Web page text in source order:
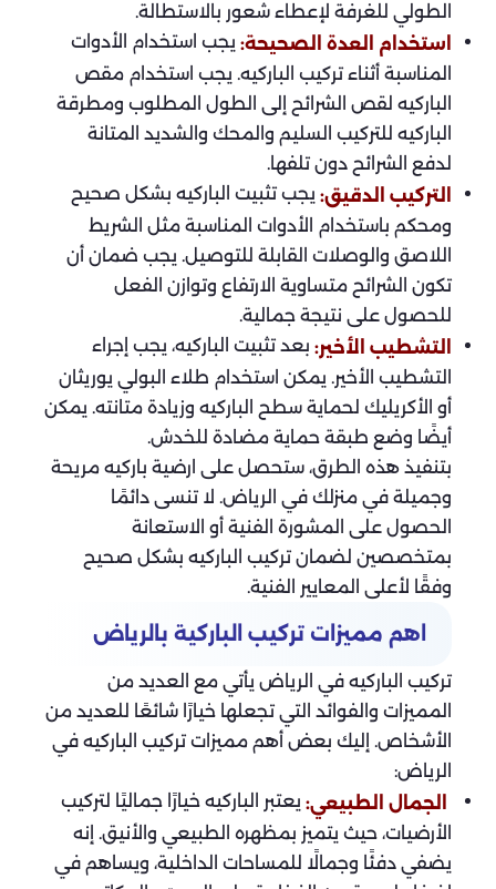
الطولي للغرفة لإعطاء شعور بالاستطالة.
استخدام العدة الصحيحة: يجب استخدام الأدوات
المناسبة أثناء تركيب الباركيه. يجب استخدام مقص
الباركيه لقص الشرائح إلى الطول المطلوب ومطرقة
الباركيه للتركيب السليم والمحك والشديد المتانة
لدفع الشرائح دون تلفها.
التركيب الدقيق: يجب تثبيت الباركيه بشكل صحيح
ومحكم باستخدام الأدوات المناسبة مثل الشريط
اللاصق والوصلات القابلة للتوصيل. يجب ضمان أن
تكون الشرائح متساوية الارتفاع وتوازن الفعل
للحصول على نتيجة جمالية.
التشطيب الأخير: بعد تثبيت الباركيه، يجب إجراء
التشطيب الأخير. يمكن استخدام طلاء البولي يوريثان
أو الأكريليك لحماية سطح الباركيه وزيادة متانته. يمكن
أيضًا وضع طبقة حماية مضادة للخدش.
بتنفيذ هذه الطرق، ستحصل على ارضية باركيه مريحة
وجميلة في منزلك في الرياض. لا تنسى دائمًا
الحصول على المشورة الفنية أو الاستعانة
بمتخصصين لضمان تركيب الباركيه بشكل صحيح
وفقًا لأعلى المعايير الفنية.
اهم مميزات تركيب الباركية بالرياض
تركيب الباركيه في الرياض يأتي مع العديد من
المميزات والفوائد التي تجعلها خيارًا شائعًا للعديد من
الأشخاص. إليك بعض أهم مميزات تركيب الباركيه في
الرياض:
الجمال الطبيعي: يعتبر الباركيه خيارًا جماليًا لتركيب
الأرضيات، حيث يتميز بمظهره الطبيعي والأنيق. إنه
يضفي دفئًا وجمالًا للمساحات الداخلية، ويساهم في